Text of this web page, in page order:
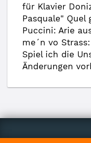
für Klavier
Pasquale" Quel
Puccini: Arie
me´n vo
Spiel ich die
Änderungen